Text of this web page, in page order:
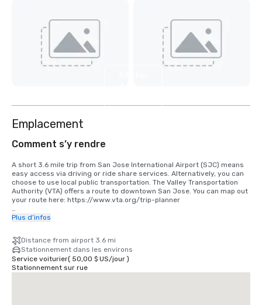
Emplacement
Comment s’y rendre
A short 3.6 mile trip from San Jose International Airport (SJC) means
easy access via driving or ride share services. Alternatively, you can
choose to use local public transportation. The Valley Transportation
Authority (VTA) offers a route to downtown San Jose. You can map out
your route here: https://www.vta.org/trip-planner
If you are coming in from San Francisco International Airport (SFO), the
service. Alternatively, you can use rail via BART and Caltrain.
https://www.bart.gov and https://www.caltrain.com
Plus d’infos
Distance from airport 3.6 mi
Stationnement dans les environs
Service voiturier( 50,00 $ US/jour)
Stationnement sur rue